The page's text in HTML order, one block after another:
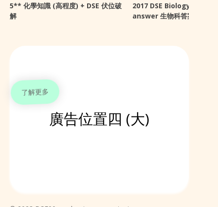
5** 化學知識 (高程度) + DSE 伏位破
解
2017 DSE Biology
answer 生物科答案 + 感想
廣告位置四 (大)
了解更多